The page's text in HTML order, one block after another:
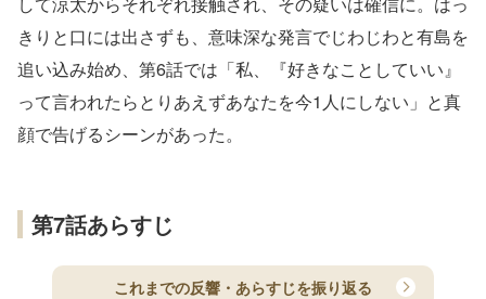
きりと口には出さずも、意味深な発言でじわじわと有島を
追い込み始め、第6話では「私、『好きなことしていい』
って言われたらとりあえずあなたを今1人にしない」と真
顔で告げるシーンがあった。
第7話あらすじ
これまでの反響・あらすじを振り返る